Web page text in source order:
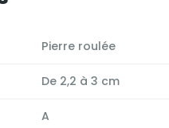
Pierre roulée
De 2,2 à 3 cm
A